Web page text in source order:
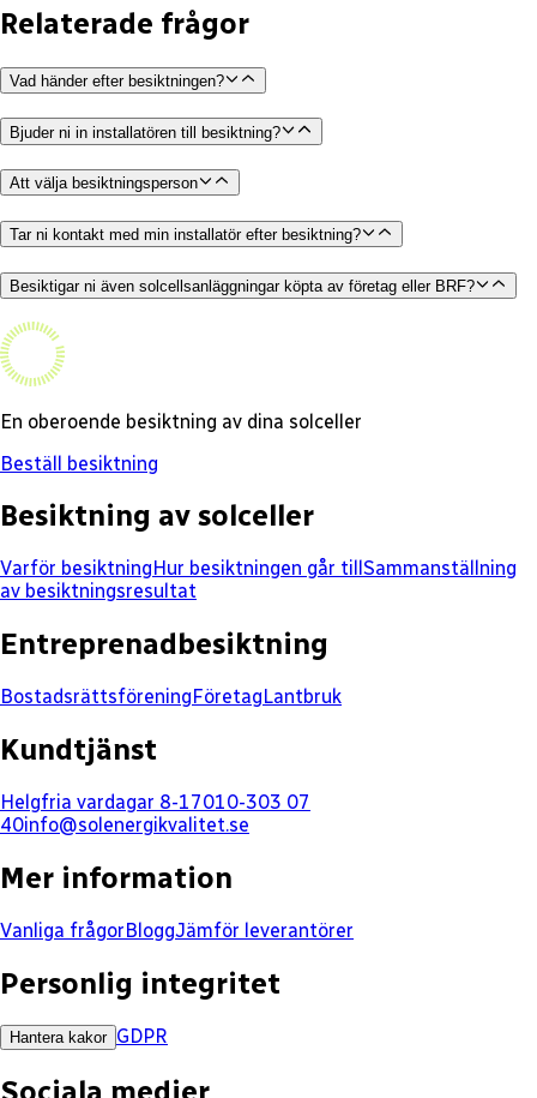
Relaterade frågor
Vad händer efter besiktningen?
Bjuder ni in installatören till besiktning?
Att välja besiktningsperson
Tar ni kontakt med min installatör efter besiktning?
Besiktigar ni även solcellsanläggningar köpta av företag eller BRF?
En oberoende besiktning av dina solceller
Beställ besiktning
Besiktning av solceller
Varför besiktningHur besiktningen går till Sammanställning
av besiktningsresultat
Entreprenadbesiktning
BostadsrättsföreningFöretagLantbruk
Kundtjänst
Helgfria vardagar 8-17010-303 07
40info@solenergikvalitet.se
Mer information
Vanliga frågorBloggJämför leverantörer
Personlig integritet
Hantera kakor GDPR
Sociala medier